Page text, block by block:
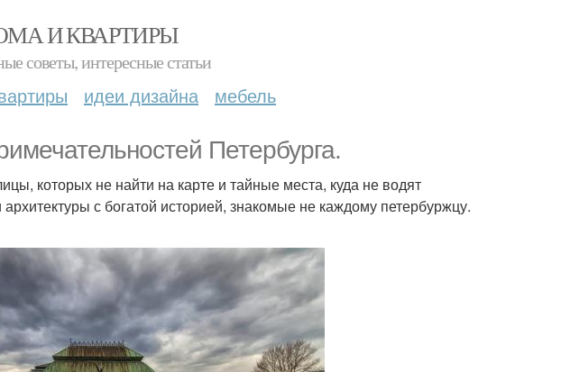
И КВАРТИРЫ
советы, интересные статьи
идеи дизайна мебель
Петербурга.
которых не найти на карте и тайные места, куда не водят
с богатой историей, знакомые не каждому петербуржцу.